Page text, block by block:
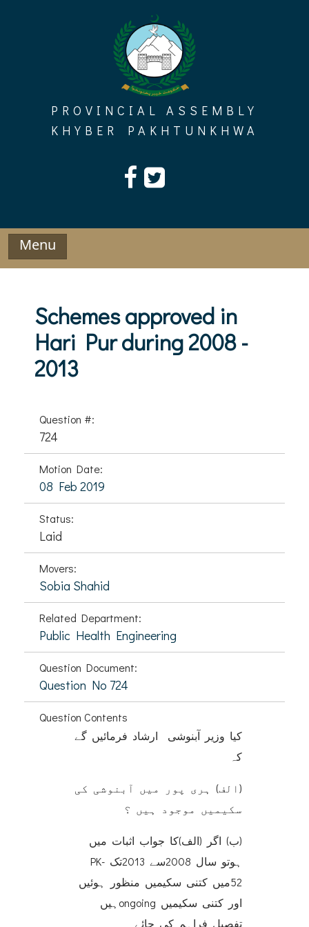
PROVINCIAL ASSEMBLY
KHYBER PAKHTUNKHWA
Menu
Schemes approved in
Hari Pur during 2008 -
2013
Question #:
724
Motion Date:
08 Feb 2019
Status:
Laid
Movers:
Sobia Shahid
Related Department:
Public Health Engineering
Question Document:
Question No 724
Question Contents
کیا وزیر آبنوشی ارشاد فرمائیں گے
کہ
(الف) ہری پور میں آبنوشی کی
سکیمیں موجود ہیں ؟
(ب) اگر (الف)کا جواب اثبات میں
ہوتو سال 2008سے 2013تک PK-
52میں کتنی سکیمیں منظور ہوئیں
اور کتنی سکیمیں ongoingہیں
تفصیل فراہم کی جائے